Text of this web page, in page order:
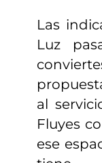
Las
Luz
al
Fluyes
ese